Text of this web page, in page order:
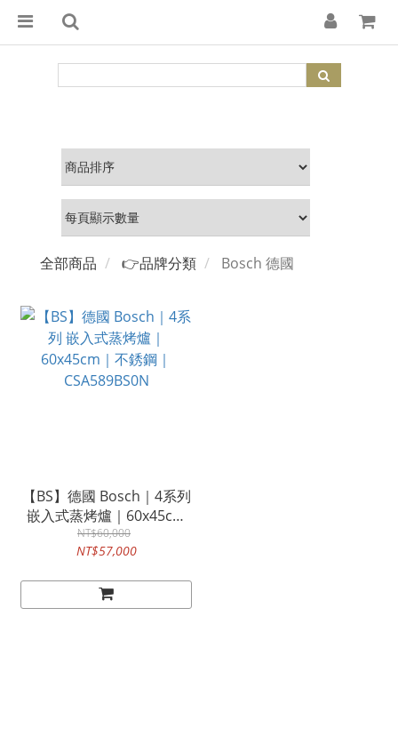
全部商品 👉品牌分類 Bosch 德國
【BS】德國 Bosch｜4系列
嵌入式蒸烤爐｜60x45cm
｜不銹鋼｜CSA589BS0N
NT$60,000
NT$57,000